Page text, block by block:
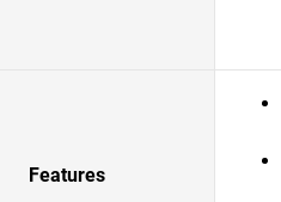
Features